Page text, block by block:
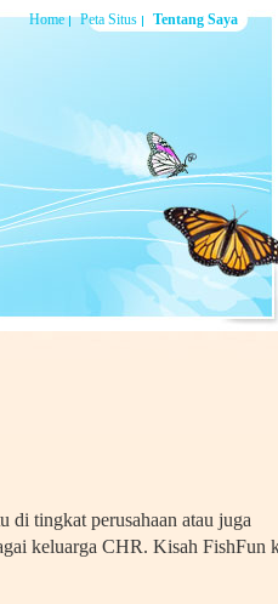
Home Peta Situs Tentang Saya
tingkat perusahaan atau juga
keluarga CHR. Kisah FishFun